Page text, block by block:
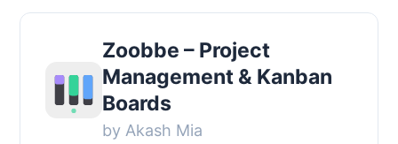
Zoobbe – Project
Management & Kanban
Boards
by Akash Mia